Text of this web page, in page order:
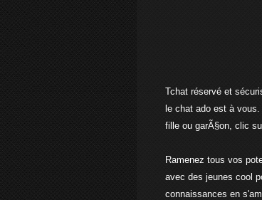
Tchat réservé et
le chat ado est à
fille ou garÃ§on, clic
Ramenez tous vos
avec des jeunes cool
connaissances en